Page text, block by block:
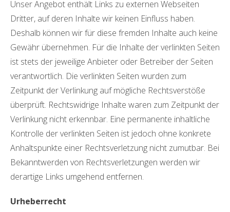
Unser Angebot enthält Links zu externen Webseiten
Dritter, auf deren Inhalte wir keinen Einfluss haben.
Deshalb können wir für diese fremden Inhalte auch keine
Gewähr übernehmen. Für die Inhalte der verlinkten Seiten
ist stets der jeweilige Anbieter oder Betreiber der Seiten
verantwortlich. Die verlinkten Seiten wurden zum
Zeitpunkt der Verlinkung auf mögliche Rechtsverstöße
überprüft. Rechtswidrige Inhalte waren zum Zeitpunkt der
Verlinkung nicht erkennbar. Eine permanente inhaltliche
Kontrolle der verlinkten Seiten ist jedoch ohne konkrete
Anhaltspunkte einer Rechtsverletzung nicht zumutbar. Bei
Bekanntwerden von Rechtsverletzungen werden wir
derartige Links umgehend entfernen.
Urheberrecht